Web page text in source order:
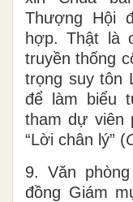
Thượng Hội
hợp. Thật là
truyền thống
trọng suy tôn
để làm biểu
tham dự viên
“Lời chân lý” (
9. Văn
đồng Giám